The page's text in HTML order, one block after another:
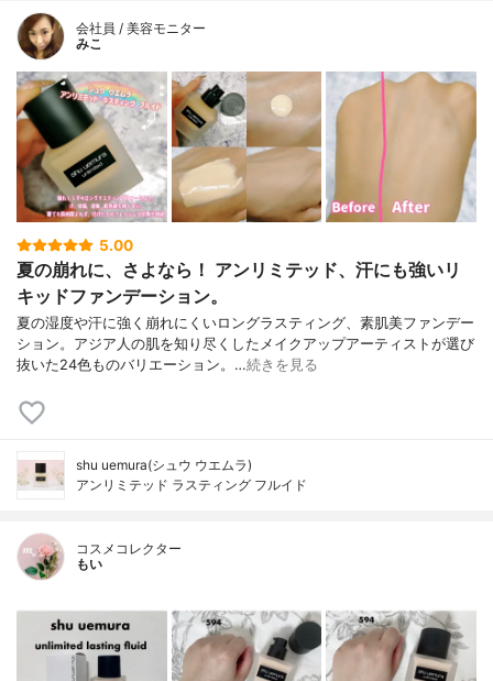
会社員 / 美容モニター
みこ
5.00
夏の崩れに、さよなら！ アンリミテッド、汗にも強いリ
キッドファンデーション。
夏の湿度や汗に強く崩れにくいロングラスティング、素肌美ファンデー
ション。アジア人の肌を知り尽くしたメイクアップアーティストが選び
抜いた24色ものバリエーション。…続きを見る
shu uemura(シュウ ウエムラ)
アンリミテッド ラスティング フルイド
コスメコレクター
もい